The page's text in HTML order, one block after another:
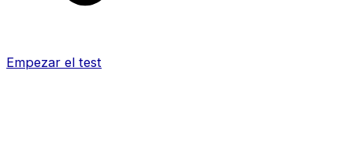
Empezar el test